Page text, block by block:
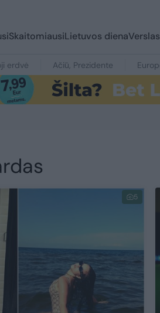
SkaitomiausiLietuvos dienaVerslas
erdvė Ačiū, Prezidente
5